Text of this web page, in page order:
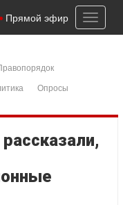
Toggle
Прямой эфир
Опросы